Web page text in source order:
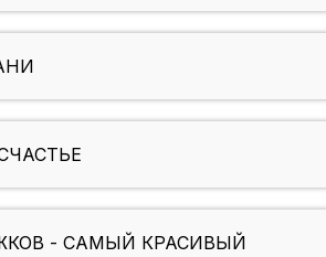
- САМЫЙ КРАСИВЫЙ